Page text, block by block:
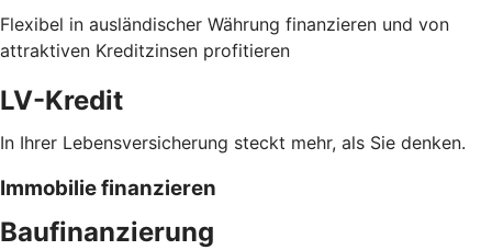
Flexibel in ausländischer Währung finanzieren und von
attraktiven Kreditzinsen profitieren
LV-Kredit
In Ihrer Lebensversicherung steckt mehr, als Sie denken.
Immobilie finanzieren
Baufinanzierung